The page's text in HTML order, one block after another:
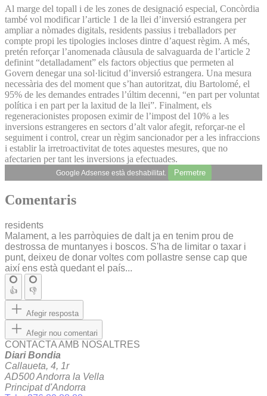
Al marge del topall i de les zones de designació especial, Concòrdia
també vol modificar l’article 1 de la llei d’inversió estrangera per
ampliar a nòmades digitals, residents passius i treballadors per
compte propi les tipologies incloses dintre d’aquest règim. A més,
pretén reforçar l’anomenada clàusula de salvaguarda de l’article 2
definint “detalladament” els factors objectius que permeten al
Govern denegar una sol·licitud d’inversió estrangera. Una mesura
necessària des del moment que s’han autoritzat, diu Bartolomé, el
95% de les demandes entrades l’últim decenni, “en part per voluntat
política i en part per la laxitud de la llei”. Finalment, els
regeneracionistes proposen eximir de l’impost del 10% a les
inversions estrangeres en sectors d’alt valor afegit, reforçar-ne el
seguiment i control, crear un règim sancionador per a les infraccions
i establir la irretroactivitat de totes aquestes mesures, que no
afectarien per tant les inversions ja efectuades.
Google Adsense està deshabilitat. Permetre
Comentaris
residents
Malament, a les parròquies de dalt ja en tenim prou de
destrossa de muntanyes i boscos. S'ha de limitar o taxar i
punt, deixeu de donar voltes com pollastre sense cap que
així ens està quedant el país...
👍 👎
Afegir resposta
Afegir nou comentari
CONTACTA AMB NOSALTRES
Diari Bondia
Callaueta, 4, 1r
AD500 Andorra la Vella
Principat d'Andorra